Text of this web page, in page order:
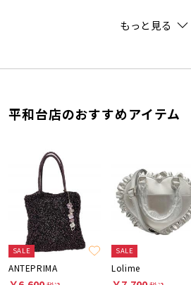
もっと見る
平和台店のおすすめアイテム
SALE
ANTEPRIMA
SALE
Lolime